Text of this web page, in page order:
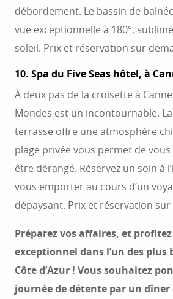
débordement. Le bassin de
vue exceptionnelle à 180°,
soleil. Prix et réservation sur
10. Spa du Five Seas hôtel, à
À deux pas de la croisette à
Mondes est un incontournable.
terrasse offre une atmosphère
plage privée vous permet de
être dérangé. Réservez un soin à
vous emporter au cours d’un
dépaysant. Prix et réservation
Préparez vos affaires, et
exceptionnel dans l’un des plus
Côte d’Azur ! Vous souhaitez
journée de détente par un dîner